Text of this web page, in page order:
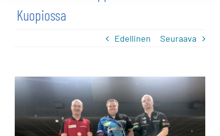
Kuopiossa
Edellinen Seuraava
Katso
kuvaa
isompana